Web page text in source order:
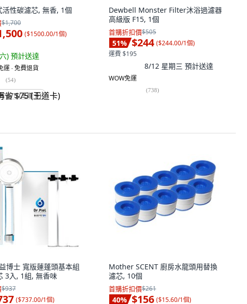
性碳濾芯, 無香, 1個
$1,700
($1500.00/1個)
) 預計送達
運 ∙ 免費退貨
(54)
$75 (王道卡)
Dewbell Monster Filter沐浴過濾器
高級版 F15, 1個
首購折扣價$505
51% $244 ($244.00/1個)
運費 $195
8/12 星期三 預計送達
WOW免運
(738)
博士 寬版蓮蓬頭基本組
3入, 1組, 無香味
$937
($737.00/1個)
Mother SCENT 廚房水龍頭用替換
濾芯, 10個
首購折扣價$261
40% $156 ($15.60/1個)